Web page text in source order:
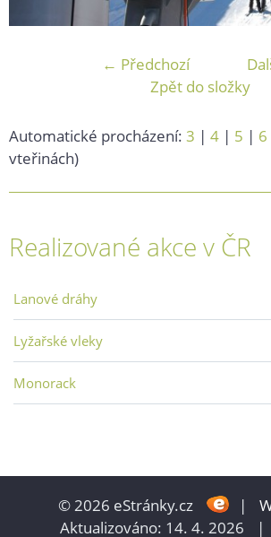
← Předchozí
Zpět do složky
Automatické procházení: 3 | 4 | 5 | 6
vteřinách)
Realizované akce v ČR
Lanové dráhy
Lyžařské vleky
Monorack
© 2026 eStránky.cz |
Aktualizováno: 14. 4. 2026
|